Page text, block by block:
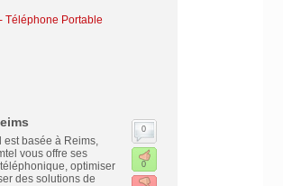
Téléphone Portable
est basée à Reims,
vous offre ses
optimiser
des solutions de
0
0